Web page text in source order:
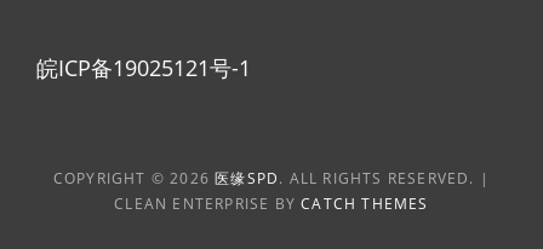
皖ICP备19025121号-1
COPYRIGHT © 2026医缘SPD. ALL RIGHTS RESERVED. |
CLEAN ENTERPRISE BYCATCH THEMES